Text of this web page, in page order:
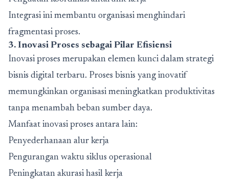
Integrasi ini membantu organisasi menghindari
fragmentasi proses.
3. Inovasi Proses sebagai Pilar Efisiensi
Inovasi proses merupakan elemen kunci dalam strategi
bisnis digital terbaru. Proses bisnis yang inovatif
memungkinkan organisasi meningkatkan produktivitas
tanpa menambah beban sumber daya.
Manfaat inovasi proses antara lain:
Penyederhanaan alur kerja
Pengurangan waktu siklus operasional
Peningkatan akurasi hasil kerja